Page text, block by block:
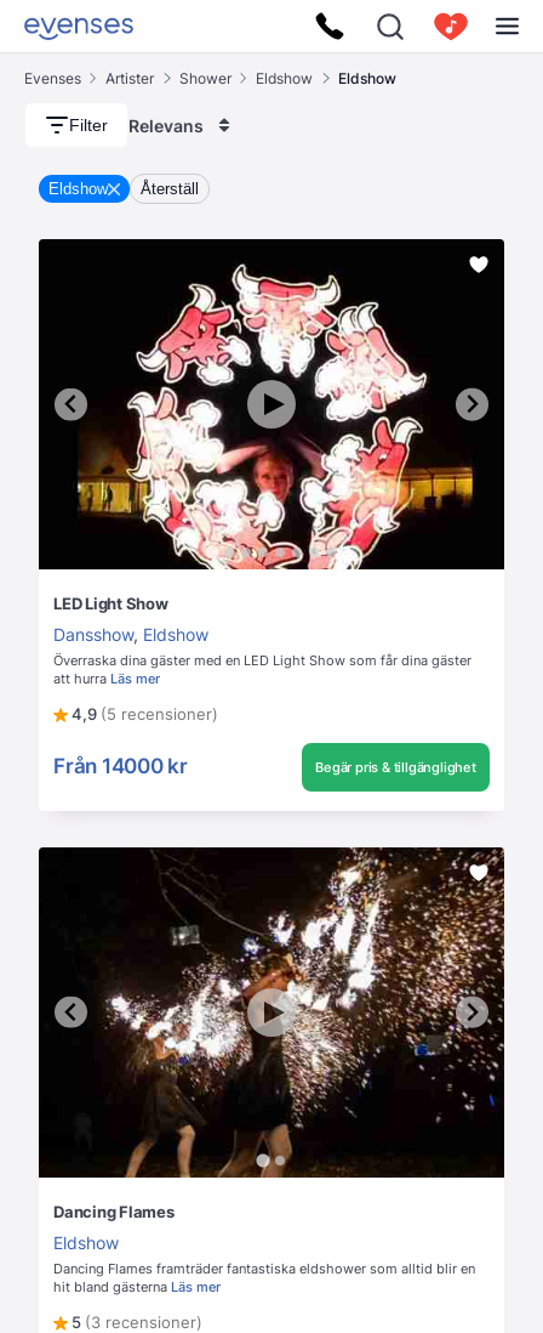
Evenses Artister Shower Eldshow Eldshow
Filter Relevans
Eldshow Återställ
LED Light Show
Dansshow, Eldshow
Överraska dina gäster med en LED Light Show som får dina gäster
att hurra Läs mer
4,9 (5 recensioner)
Från 14000 kr Begär pris & tillgänglighet
Dancing Flames
Eldshow
Dancing Flames framträder fantastiska eldshower som alltid blir en
hit bland gästerna Läs mer
5 (3 recensioner)